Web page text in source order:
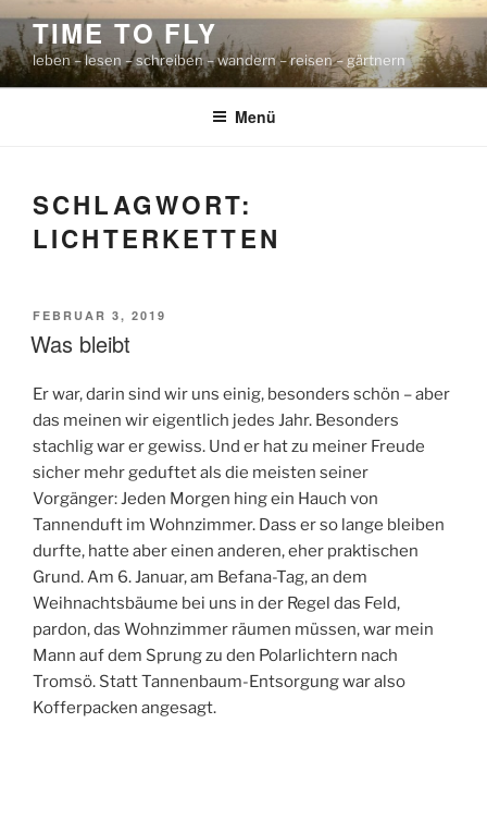
Zum
Inhalt
springen
TIME TO FLY
leben – lesen – schreiben – wandern – reisen – gärtnern
Menü
SCHLAGWORT:
LICHTERKETTEN
VERÖFFENTLICHT
AM
FEBRUAR 3, 2019
Was bleibt
Er war, darin sind wir uns einig, besonders schön – aber
das meinen wir eigentlich jedes Jahr. Besonders
stachlig war er gewiss. Und er hat zu meiner Freude
sicher mehr geduftet als die meisten seiner
Vorgänger: Jeden Morgen hing ein Hauch von
Tannenduft im Wohnzimmer. Dass er so lange bleiben
durfte, hatte aber einen anderen, eher praktischen
Grund. Am 6. Januar, am Befana-Tag, an dem
Weihnachtsbäume bei uns in der Regel das Feld,
pardon, das Wohnzimmer räumen müssen, war mein
Mann auf dem Sprung zu den Polarlichtern nach
Tromsö. Statt Tannenbaum-Entsorgung war also
Kofferpacken angesagt.